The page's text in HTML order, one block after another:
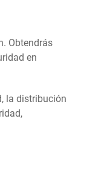
Obtendrás
en
la distribución